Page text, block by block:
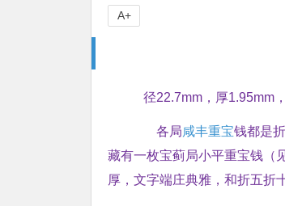
A+
径22.7mm，厚1.95mm
各局咸丰重宝钱都是
藏有一枚宝蓟局小平重宝钱（
厚，文字端庄典雅，和折五折